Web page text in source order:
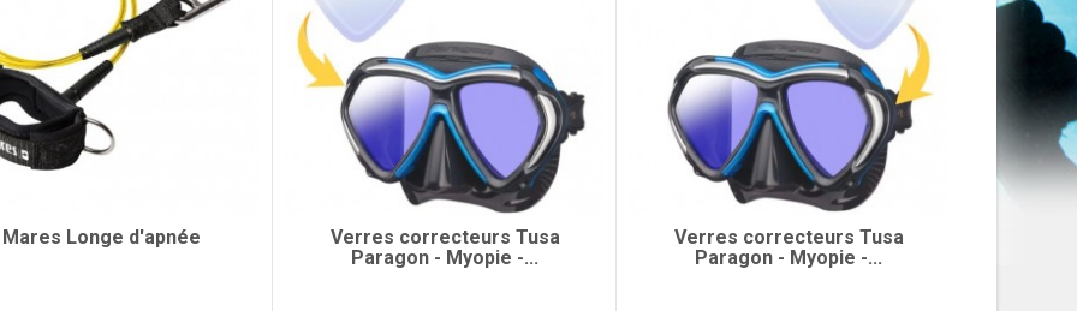
Mares Longe d'apnée
Verres correcteurs Tusa
Paragon - Myopie -...
Verres correcteurs Tusa
Paragon - Myopie -...